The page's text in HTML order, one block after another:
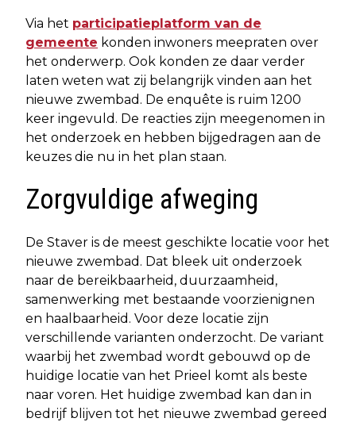
Via het participatieplatform van de
gemeente konden inwoners meepraten over
het onderwerp. Ook konden ze daar verder
laten weten wat zij belangrijk vinden aan het
nieuwe zwembad. De enquête is ruim 1200
keer ingevuld. De reacties zijn meegenomen in
het onderzoek en hebben bijgedragen aan de
keuzes die nu in het plan staan.
Zorgvuldige afweging
De Staver is de meest geschikte locatie voor het
nieuwe zwembad. Dat bleek uit onderzoek
naar de bereikbaarheid, duurzaamheid,
samenwerking met bestaande voorzienignen
en haalbaarheid. Voor deze locatie zijn
verschillende varianten onderzocht. De variant
waarbij het zwembad wordt gebouwd op de
huidige locatie van het Prieel komt als beste
naar voren. Het huidige zwembad kan dan in
bedrijf blijven tot het nieuwe zwembad gereed